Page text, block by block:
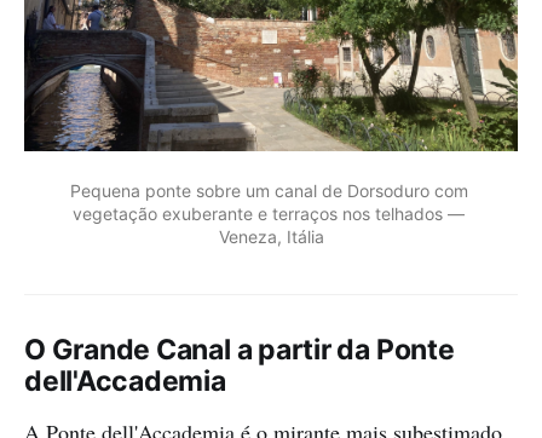
Pequena ponte sobre um canal de Dorsoduro com
vegetação exuberante e terraços nos telhados —
Veneza, Itália
O Grande Canal a partir da Ponte
dell'Accademia